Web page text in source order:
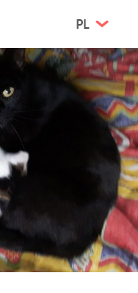
PL